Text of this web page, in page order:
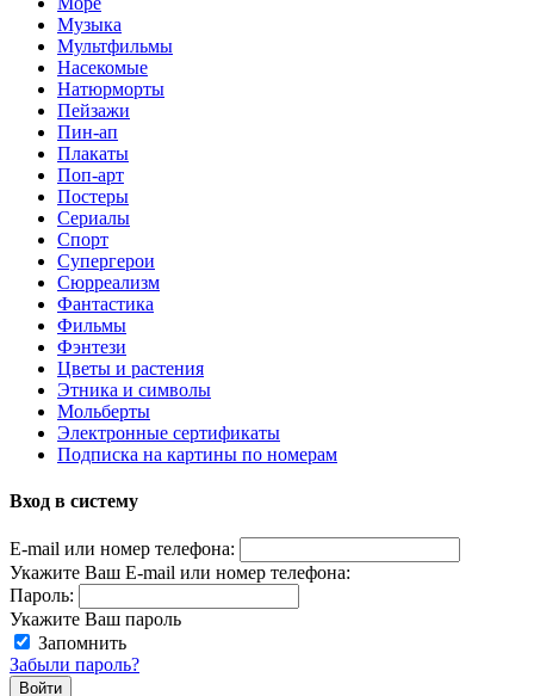
Музыка
Мультфильмы
Насекомые
Натюрморты
Пейзажи
Пин-ап
Плакаты
Поп-арт
Постеры
Сериалы
Спорт
Супергерои
Сюрреализм
Фантастика
Фильмы
Фэнтези
Цветы и растения
Этника и символы
Мольберты
Электронные сертификаты
Подписка на картины по номерам
Вход в систему
E-mail или номер телефона:
Укажите Ваш E-mail или номер телефона:
Пароль:
Укажите Ваш пароль
Запомнить
Забыли пароль?